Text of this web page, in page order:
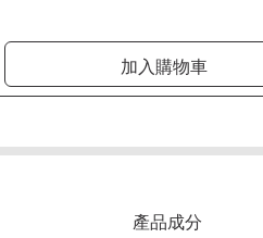
加入購物車
產品成分